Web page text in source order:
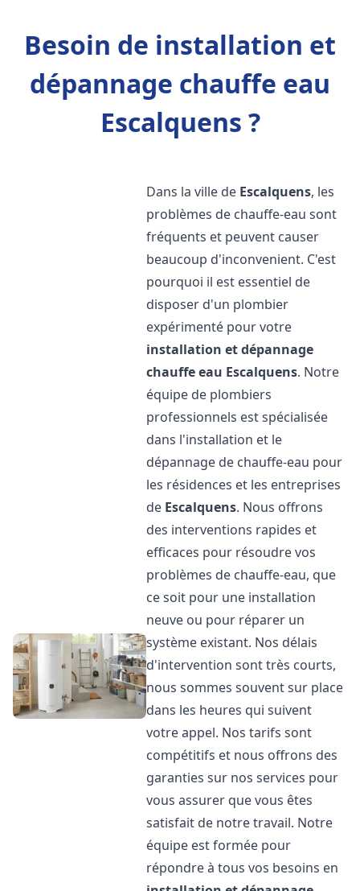
Besoin de installation et
dépannage chauffe eau
Escalquens ?
Dans la ville de Escalquens, les
problèmes de chauffe-eau sont
fréquents et peuvent causer
beaucoup d'inconvenient. C'est
pourquoi il est essentiel de
disposer d'un plombier
expérimenté pour votre
installation et dépannage
chauffe eau Escalquens. Notre
équipe de plombiers
professionnels est spécialisée
dans l'installation et le
dépannage de chauffe-eau pour
les résidences et les entreprises
de Escalquens. Nous offrons
des interventions rapides et
efficaces pour résoudre vos
problèmes de chauffe-eau, que
ce soit pour une installation
neuve ou pour réparer un
système existant. Nos délais
d'intervention sont très courts,
nous sommes souvent sur place
dans les heures qui suivent
votre appel. Nos tarifs sont
compétitifs et nous offrons des
garanties sur nos services pour
vous assurer que vous êtes
satisfait de notre travail. Notre
équipe est formée pour
répondre à tous vos besoins en